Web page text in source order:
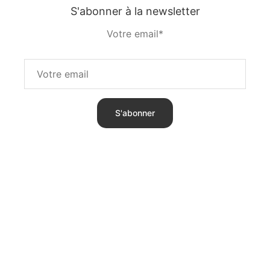
S'abonner à la newsletter
Votre email*
S'abonner